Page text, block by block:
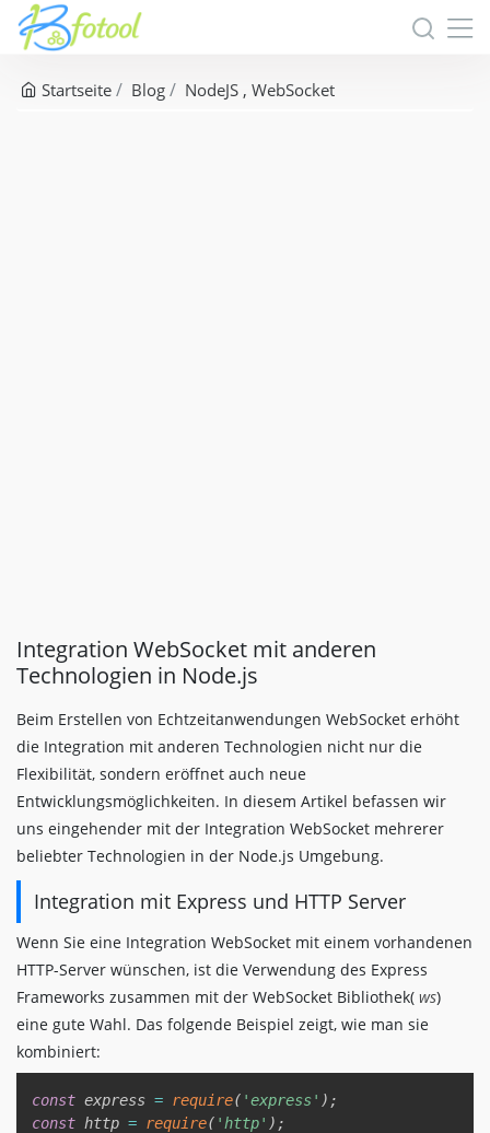
Startseite Blog NodeJS WebSocket
Integration WebSocket mit anderen
Technologien in Node.js
Beim Erstellen von Echtzeitanwendungen WebSocket erhöht
die Integration mit anderen Technologien nicht nur die
Flexibilität, sondern eröffnet auch neue
Entwicklungsmöglichkeiten. In diesem Artikel befassen wir
uns eingehender mit der Integration WebSocket mehrerer
beliebter Technologien in der Node.js Umgebung.
Integration mit Express und HTTP Server
Wenn Sie eine Integration WebSocket mit einem vorhandenen
HTTP-Server wünschen, ist die Verwendung des Express
Frameworks zusammen mit der WebSocket Bibliothek( ws)
eine gute Wahl. Das folgende Beispiel zeigt, wie man sie
kombiniert:
const express = require( 'express' ) ;
const http = require( 'http' ) ;